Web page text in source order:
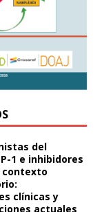
del
1 e inhibidores
contexto
clínicas y
actuales